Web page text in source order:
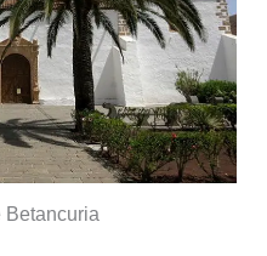
Betancuria